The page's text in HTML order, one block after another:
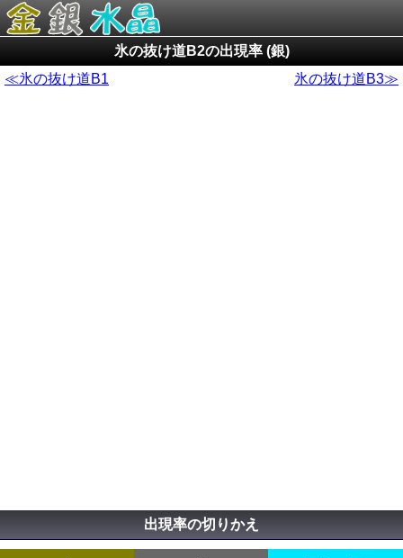
氷の抜け道B2の出現率 (銀)
≪氷の抜け道B1
氷の抜け道B3≫
出現率の切りかえ